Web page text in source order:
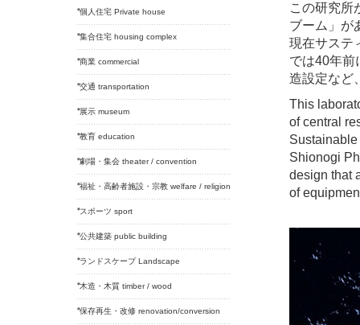
個人住宅 Private house
集合住宅 housing complex
商業 commercial
交通 transportation
展示 museum
教育 education
劇場・集会 theater / convention
福祉・高齢者施設・宗教 welfare / religion
スポーツ sport
公共建築 public building
ランドスケープ Landscape
木造・木質 timber / wood
保存再生・改修 renovation/conversion
この研究所
ブーム」が
現在サステ
では40年前
造設定など
This
of central
Shionogi
design that
of